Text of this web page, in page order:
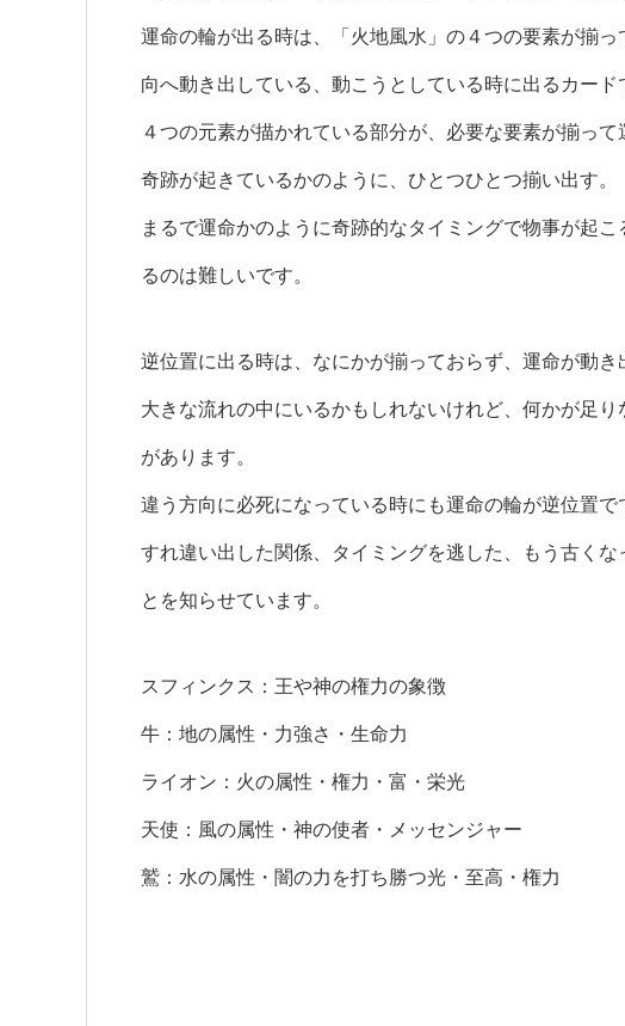
運命の輪が出る時は、「火地風水」の４つの要素が揃
向へ動き出している、動こうとしている時に出るカード
４つの元素が描かれている部分が、必要な要素が揃って
奇跡が起きているかのように、ひとつひとつ揃い出す。
まるで運命かのように奇跡的なタイミングで物事が起
るのは難しいです。
逆位置に出る時は、なにかが揃っておらず、運命が動き
大きな流れの中にいるかもしれないけれど、何かが足
があります。
違う方向に必死になっている時にも運命の輪が逆位置で
すれ違い出した関係、タイミングを逃した、もう古く
とを知らせています。
スフィンクス：王や神の権力の象徴
牛：地の属性・力強さ・生命力
ライオン：火の属性・権力・富・栄光
天使：風の属性・神の使者・メッセンジャー
鷲：水の属性・闇の力を打ち勝つ光・至高・権力